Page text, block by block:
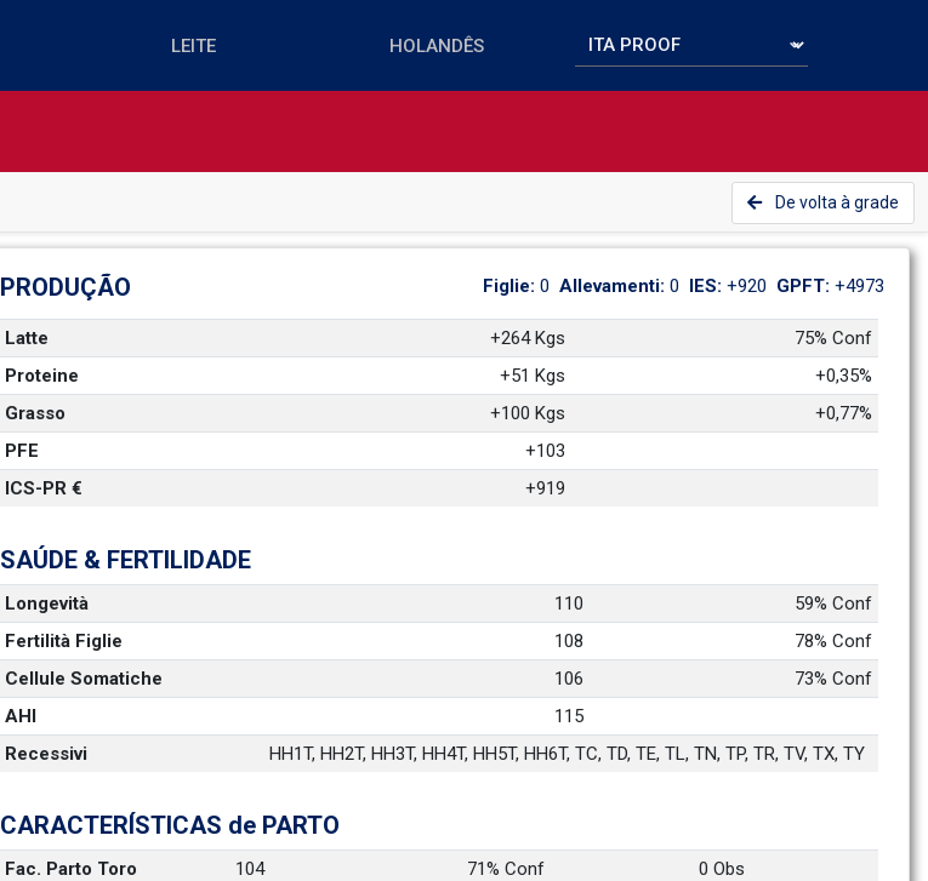
De volta à grade
PRODUÇÃO Figlie: 0 Allevamenti: 0 IES: +920 GPFT: +4973
Latte +264 Kgs
75% Conf
Proteine
+51 Kgs
+0,35%
Grasso
+100 Kgs
+0,77%
PFE
+103
ICS-PR €
+919
SAÚDE & FERTILIDADE
Longevità 110
59% Conf
Fertilità Figlie
108
78% Conf
Cellule Somatiche
106
73% Conf
AHI
115
Recessivi
HH1T, HH2T, HH3T, HH4T, HH5T, HH6T, TC, TD, TE, TL, TN, TP, TR, TV, TX, TY
CARACTERÍSTICAS de PARTO
Fac. Parto Toro 104 71% Conf
0 Obs